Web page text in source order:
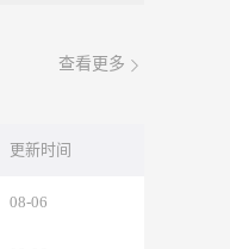
查看更多
更新时间
08-06